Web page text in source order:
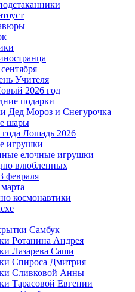
Учителя
2026 год
подарки
Дед Мороз и Снегурочка
шары
Лошадь 2026
игрушки
елочные игрушки
влюбленных
февраля
космонавтики
Самбук
Ротанина Андрея
Лазарева Саши
Спироса Дмитрия
Сливковой Анны
Тарасовой Евгении